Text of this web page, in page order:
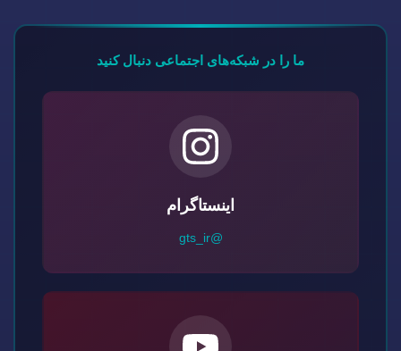
ما را در شبکه‌های اجتماعی دنبال کنید
اینستاگرام
@gts_ir